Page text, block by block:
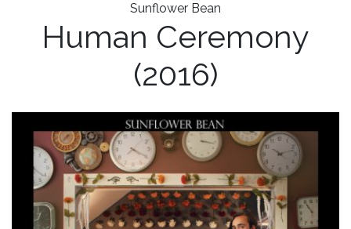
Sunflower Bean
Human Ceremony
(2016)